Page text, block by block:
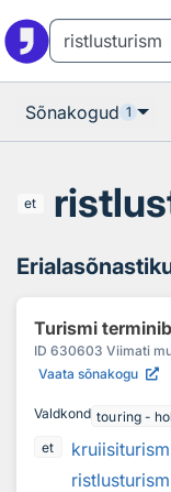
Sõnakogud 1
et
Turismi
ID 630603 Viimati
Vaata sõnakogu
Valdkond touring -
et
kruiisiturism
ristlusturism